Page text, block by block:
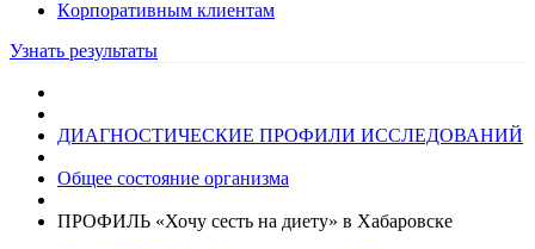
Кoрпоративным клиентам
Узнать результаты
ДИАГНОСТИЧЕСКИЕ ПРОФИЛИ ИССЛЕДОВАНИЙ
Общее состояние организма
ПРОФИЛЬ «Хочу сесть на диету» в Хабаровске